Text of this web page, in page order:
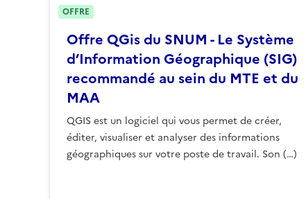
Offre QGis du SNUM - Le Système
d’Information Géographique (SIG)
recommandé au sein du MTE et du
MAA
QGIS est un logiciel qui vous permet de créer,
éditer, visualiser et analyser des informations
géographiques sur votre poste de travail. Son (…)
OFFRE